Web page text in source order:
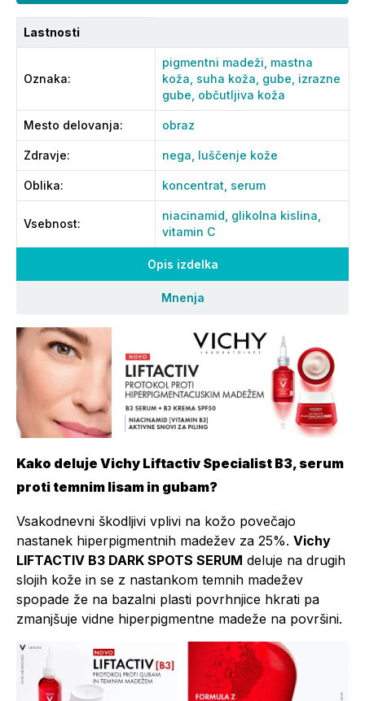
Opis izdelka
Mnenja
Kako deluje Vichy Liftactiv Specialist B3, serum
proti temnim lisam in gubam?
Vsakodnevni škodljivi vplivi na kožo povečajo
nastanek hiperpigmentnih madežev za 25%. Vichy
LIFTACTIV B3 DARK SPOTS SERUM deluje na drugih
slojih kože in se z nastankom temnih madežev
spopade že na bazalni plasti povrhnjice hkrati pa
zmanjšuje vidne hiperpigmentne madeže na površini.
Lastnosti
Oznaka:
pigmentni madeži, mastna
koža, suha koža, gube, izrazne
gube, občutljiva koža
Mesto delovanja: obraz
Zdravje: nega, luščenje kože
Oblika: koncentrat, serum
Vsebnost:
niacinamid, glikolna kislina,
vitamin C